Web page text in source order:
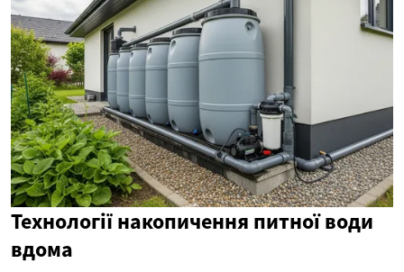
Технології накопичення питної води
вдома